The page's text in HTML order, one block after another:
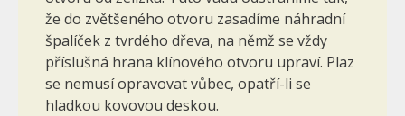
že do zvětšeného otvoru zasadíme náhradní
špalíček z tvrdého dřeva, na němž se vždy
příslušná hrana klínového otvoru upraví. Plaz
se nemusí opravovat vůbec, opatří-li se
hladkou kovovou deskou.